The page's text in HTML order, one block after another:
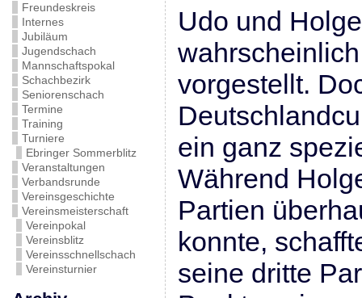
Freundeskreis
Internes
Jubiläum
Jugendschach
Mannschaftspokal
Schachbezirk
Seniorenschach
Termine
Training
Turniere
Ebringer Sommerblitz
Veranstaltungen
Verbandsrunde
Vereinsgeschichte
Vereinsmeisterschaft
Vereinpokal
Vereinsblitz
Vereinsschnellschach
Vereinsturnier
Udo und
vorgestellt.
ein ganz
Während
Partien
konnte,
seine dritte